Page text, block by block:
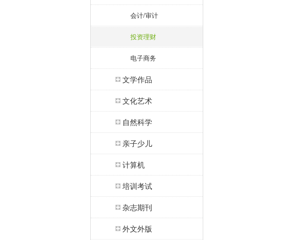
会计/审计
投资理财
电子商务
文学作品
文化艺术
自然科学
亲子少儿
计算机
培训考试
杂志期刊
外文外版